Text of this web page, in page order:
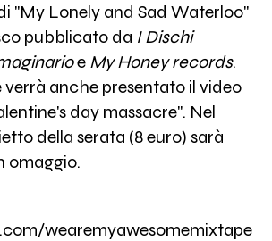
"My Lonely and Sad Waterloo"
pubblicato da I Dischi
e My Honey records.
verrà anche presentato il video
day massacre". Nel
della serata (8 euro) sarà
omaggio.
wearemyawesomemixtape